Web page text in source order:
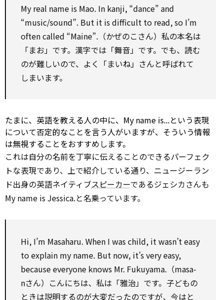
My real name is Mao. In kanji, “dance” and
“music/sound”. But it is difficult to read,so I’m
often called “Maine”.（かぜのこさん）私の本名は
「まお」です。漢字では「舞音」です。でも、読む
のが難しいので、よく「まいね」さんと呼ばれて
しまいます。
たまに、英語を教える人の中に、My name is...という表現
について否定的なことを言う人がいますが、そういう情報
は無視することをおすすめします。
これは自分の名前を丁寧に伝えることのできるパーフェク
トな表現であり、上で紹介している通り、ニュージーラン
ド出身の英語ネイティブスピーカーであるジェシカさんも
My name is Jessica.と名乗っています。
Hi, I’m Masaharu. When I was child, it wasn’t easy
toexplain my name. But now, it’s very easy,
because everyone knows Mr. Fukuyama.（masa-
nさん）こんにちは、私は「雅治」です。子どもの
ときは説明するのが大変だったのですが、今はと